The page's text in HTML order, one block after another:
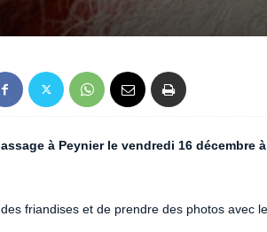
à Peynier le vendredi 16 décembre
friandises et de prendre des photos avec